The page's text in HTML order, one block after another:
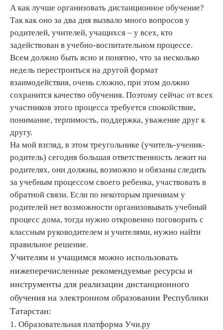
А как лучше организовать дистанционное обучение?
Так как оно за два дня вызвало много вопросов у
родителей, учителей, учащихся – у всех, кто
задействован в учебно-воспитательном процессе.
Всем должно быть ясно и понятно, что за несколько
недель перестроиться на другой формат
взаимодействия, очень сложно, при этом должно
сохранится качество обучения. Поэтому сейчас от всех
участников этого процесса требуется спокойствие,
понимание, терпимость, поддержка, уважение друг к
другу.
На мой взгляд, в этом треугольнике (учитель-ученик-
родитель) сегодня большая ответственность лежит на
родителях, они должны, возможно и обязаны следить
за учебным процессом своего ребенка, участвовать в
обратной связи. Если по некоторым причинам у
родителей нет возможности организовывать учебный
процесс дома, тогда нужно откровенно поговорить с
классным руководителем и учителями, нужно найти
правильное решение.
Учителям и учащимся можно использовать
нижеперечисленные рекомендуемые ресурсы и
инструменты для реализации дистанционного
обучения на электронном образовании Республики
Татарстан:
1. Образовательная платформа Учи.ру